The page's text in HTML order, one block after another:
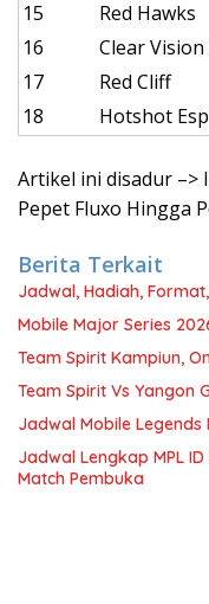
15 Red Hawks
16
Clear
17
Red Cliff
18
Hotshot
Artikel ini disadur –>
Pepet Fluxo Hingga
Berita Terkait
Jadwal, Hadiah,
Mobile Major Series
Team Spirit Kampiun,
Team Spirit Vs Yangon
Jadwal Mobile Legends
Jadwal Lengkap MPL ID
Match Pembuka